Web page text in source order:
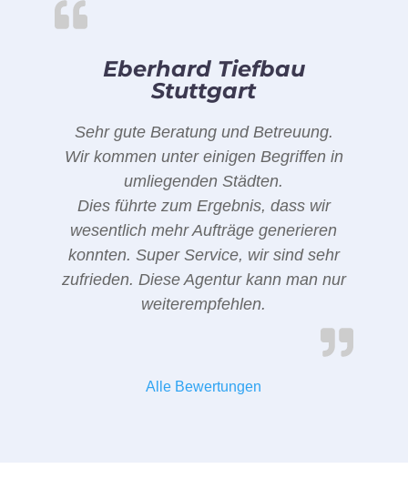
Eberhard Tiefbau
Stuttgart
Sehr gute Beratung und Betreuung.
Wir kommen unter einigen Begriffen in
umliegenden Städten.
Dies führte zum Ergebnis, dass wir
wesentlich mehr Aufträge generieren
konnten. Super Service, wir sind sehr
zufrieden. Diese Agentur kann man nur
weiterempfehlen.
Alle Bewertungen